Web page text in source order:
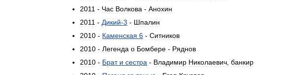
2011 - Час Волкова - Анохин
2011 - Дикий-3 - Шпалин
2010 - Каменская 6 - Ситников
2010 - Легенда о Бомбере - Ряднов
2010 - Брат и сестра - Владимир Николаевич банкир